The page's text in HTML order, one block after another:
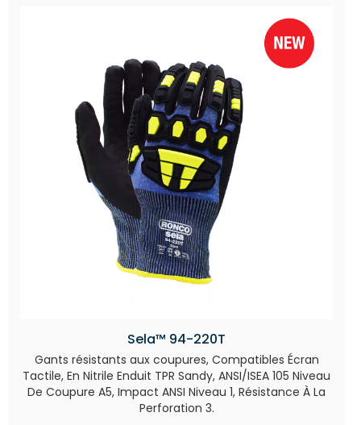
Sela™ 94-220T
Gants résistants aux coupures, Compatibles Écran
Tactile, En Nitrile Enduit TPR Sandy, ANSI/ISEA 105 Niveau
De Coupure A5, Impact ANSI Niveau 1, Résistance À La
Perforation 3.